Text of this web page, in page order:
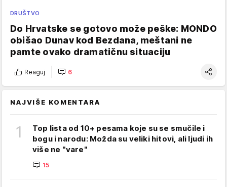
DRUŠTVO
Do Hrvatske se gotovo može peške: MONDO
obišao Dunav kod Bezdana, meštani ne
pamte ovako dramatičnu situaciju
Reaguj 6
NAJVIŠE KOMENTARA
1
Top lista od 10+ pesama koje su se smučile i
bogu i narodu: Možda su veliki hitovi, ali ljudi ih
više ne "vare"
15